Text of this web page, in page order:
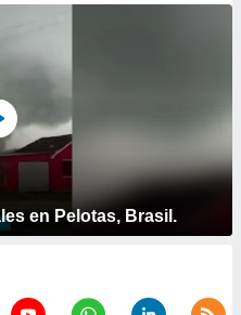
en Pelotas, Brasil.